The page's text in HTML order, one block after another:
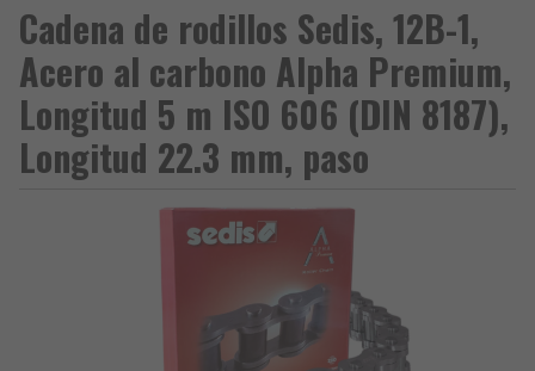
Cadena de rodillos Sedis, 12B-1,
Acero al carbono Alpha Premium,
Longitud 5 m ISO 606 (DIN 8187),
Longitud 22.3 mm, paso